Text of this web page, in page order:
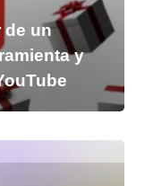
de un
y